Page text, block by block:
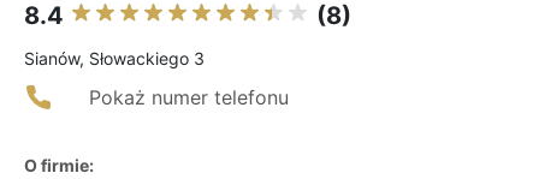
8.4 (8)
Sianów, Słowackiego 3
Pokaż numer telefonu
O firmie: